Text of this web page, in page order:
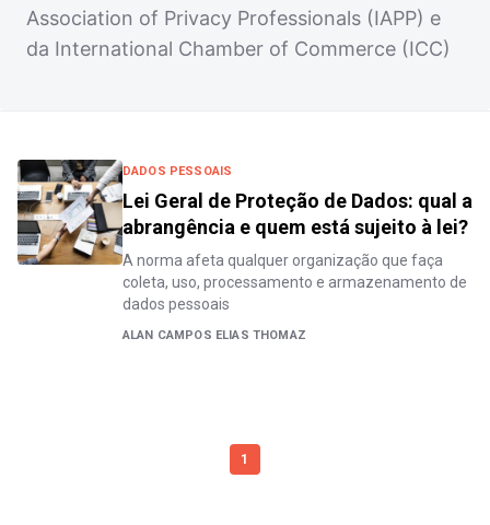
Association of Privacy Professionals (IAPP) e
da International Chamber of Commerce (ICC)
DADOS PESSOAIS
Lei Geral de Proteção de Dados: qual a
abrangência e quem está sujeito à lei?
A norma afeta qualquer organização que faça
coleta, uso, processamento e armazenamento de
dados pessoais
ALAN CAMPOS ELIAS THOMAZ
1